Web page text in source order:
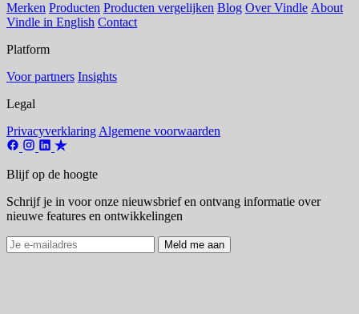
Merken Producten Producten vergelijken Blog Over Vindle About
Vindle in English Contact
Platform
Voor partners Insights
Legal
Privacyverklaring Algemene voorwaarden
Blijf op de hoogte
Schrijf je in voor onze nieuwsbrief en ontvang informatie over
nieuwe features en ontwikkelingen
Meld me aan